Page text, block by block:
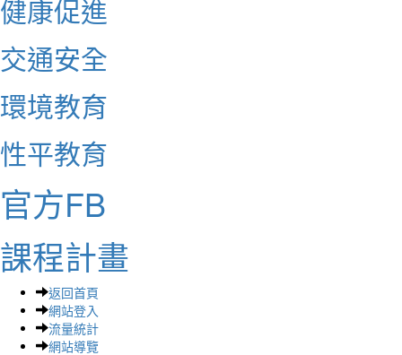
健康促進
交通安全
環境教育
性平教育
官方FB
課程計畫
返回首頁
網站登入
流量統計
網站導覽